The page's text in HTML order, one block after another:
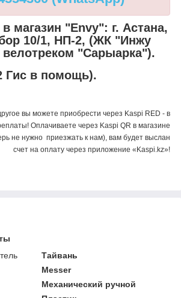
магазин "Envy": г. Астана,
10/1, НП-2, (ЖК "Инжу
велотреком "Сарыарка").
Гис в помощь).
вы можете приобрести через Kaspi RED - в
Оплачиваете через Kaspi QR в магазине
не нужно приезжать к нам), вам будет выслан
счет на оплату через приложение «Kaspi.kz»!
Тайвань
Messer
Механический ручной